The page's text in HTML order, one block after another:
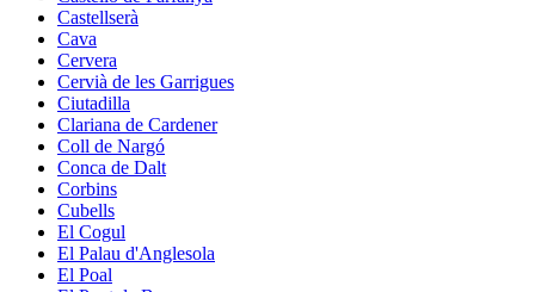
Castellserà
Cava
Cervera
Cervià de les Garrigues
Ciutadilla
Clariana de Cardener
Coll de Nargó
Conca de Dalt
Corbins
Cubells
El Cogul
El Palau d'Anglesola
El Poal